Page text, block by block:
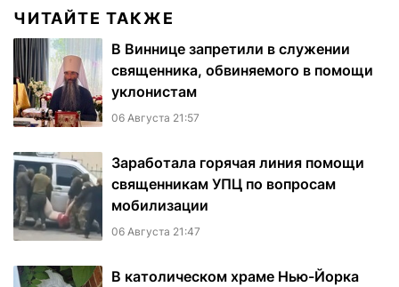
ЧИТАЙТЕ ТАКЖЕ
В Виннице запретили в служении
священника, обвиняемого в помощи
уклонистам
06 Августа 21:57
Заработала горячая линия помощи
священникам УПЦ по вопросам
мобилизации
06 Августа 21:47
В католическом храме Нью-Йорка